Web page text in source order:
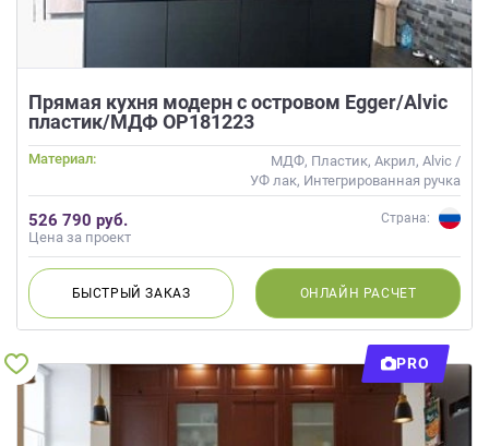
Прямая кухня модерн с островом Egger/Alvic
пластик/МДФ ОР181223
Материал:
МДФ, Пластик, Акрил, Alvic /
УФ лак, Интегрированная ручка
526 790 руб.
Цена за проект
Страна:
БЫСТРЫЙЗАКАЗ ОНЛАЙН РАСЧЕТ
PRO